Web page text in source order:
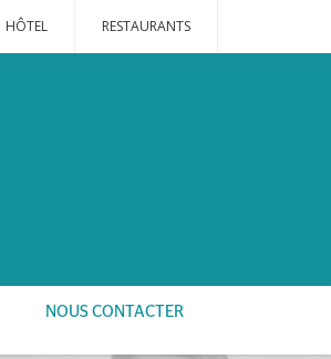
HÔTEL RESTAURANTS
NOUS CONTACTER